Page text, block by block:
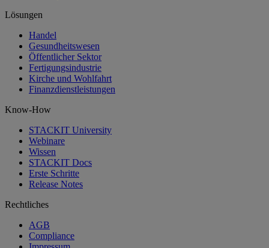
Lösungen
Handel
Gesundheitswesen
Öffentlicher Sektor
Fertigungsindustrie
Kirche und Wohlfahrt
Finanzdienstleistungen
Know-How
STACKIT University
Webinare
Wissen
STACKIT Docs
Erste Schritte
Release Notes
Rechtliches
AGB
Compliance